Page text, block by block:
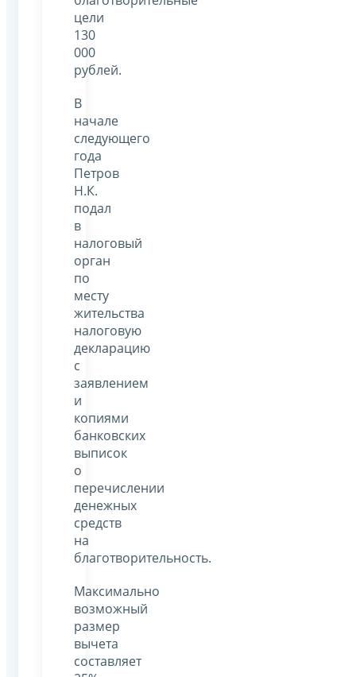
цели
130
000
рублей.
В
начале
следующего
года
Петров
Н.К.
подал
в
налоговый
орган
по
месту
жительства
налоговую
декларацию
с
заявлением
и
копиями
банковских
выписок
о
перечислении
денежных
средств
на
благотворительность.
Максимально
возможный
размер
вычета
составляет